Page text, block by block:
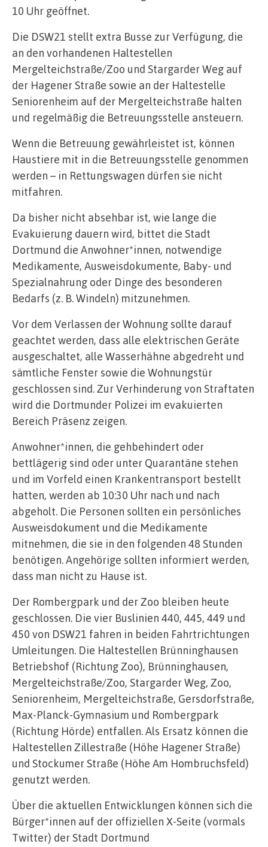
10 Uhr geöffnet.
Die DSW21 stellt extra Busse zur Verfügung, die
an den vorhandenen Haltestellen
Mergelteichstraße/Zoo und Stargarder Weg auf
der Hagener Straße sowie an der Haltestelle
Seniorenheim auf der Mergelteichstraße halten
und regelmäßig die Betreuungsstelle ansteuern.
Wenn die Betreuung gewährleistet ist, können
Haustiere mit in die Betreuungsstelle genommen
werden – in Rettungswagen dürfen sie nicht
mitfahren.
Da bisher nicht absehbar ist, wie lange die
Evakuierung dauern wird, bittet die Stadt
Dortmund die Anwohner*innen, notwendige
Medikamente, Ausweisdokumente, Baby- und
Spezialnahrung oder Dinge des besonderen
Bedarfs (z. B. Windeln) mitzunehmen.
Vor dem Verlassen der Wohnung sollte darauf
geachtet werden, dass alle elektrischen Geräte
ausgeschaltet, alle Wasserhähne abgedreht und
sämtliche Fenster sowie die Wohnungstür
geschlossen sind. Zur Verhinderung von Straftaten
wird die Dortmunder Polizei im evakuierten
Bereich Präsenz zeigen.
Anwohner*innen, die gehbehindert oder
bettlägerig sind oder unter Quarantäne stehen
und im Vorfeld einen Krankentransport bestellt
hatten, werden ab 10:30 Uhr nach und nach
abgeholt. Die Personen sollten ein persönliches
Ausweisdokument und die Medikamente
mitnehmen, die sie in den folgenden 48 Stunden
benötigen. Angehörige sollten informiert werden,
dass man nicht zu Hause ist.
Der Rombergpark und der Zoo bleiben heute
geschlossen. Die vier Buslinien 440, 445, 449 und
450 von DSW21 fahren in beiden Fahrtrichtungen
Umleitungen. Die Haltestellen Brünninghausen
Betriebshof (Richtung Zoo), Brünninghausen,
Mergelteichstraße/Zoo, Stargarder Weg, Zoo,
Seniorenheim, Mergelteichstraße, Gersdorfstraße,
Max-Planck-Gymnasium und Rombergpark
(Richtung Hörde) entfallen. Als Ersatz können die
Haltestellen Zillestraße (Höhe Hagener Straße)
und Stockumer Straße (Höhe Am Hombruchsfeld)
genutzt werden.
Über die aktuellen Entwicklungen können sich die
Bürger*innen auf der offiziellen X-Seite (vormals
Twitter) der Stadt Dortmund